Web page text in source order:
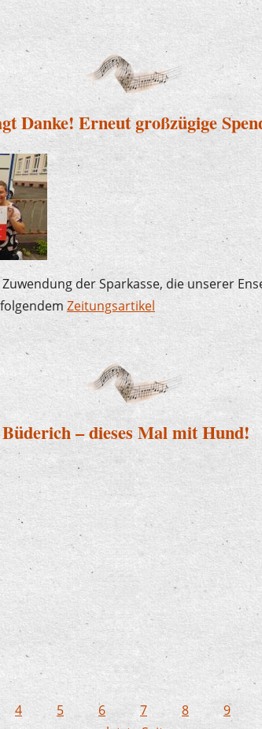
Bürgermeister zu Besuch bei
Danke! Erneut großzügige
der Sparkasse, die unserer
Zeitungsartikel
sagt Danke! Erneut großzügige
– dieses Mal mit Hund!
in Büderich – dieses Mal mit Hund!
4 5 6 7 8 9